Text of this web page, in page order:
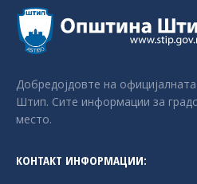
Добредојдовте на
Штип. Сите информации за
место.
КОНТАКТ ИНФОРМАЦИИ: